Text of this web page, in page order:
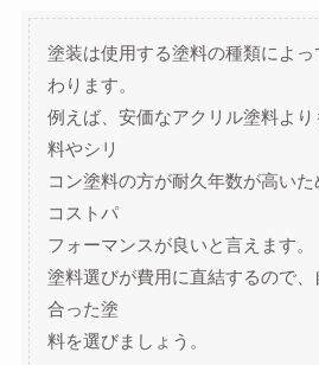
塗装は使用する塗料の種類によ
わります。
例えば、安価なアクリル塗料よ
料やシリ
コン塗料の方が耐久年数が高い
コストパ
フォーマンスが良いと言えます。
塗料選びが費用に直結するので
合った塗
料を選びましょう。